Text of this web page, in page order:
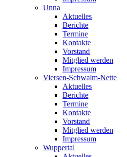
Unna
Aktuelles
Berichte
Termine
Kontakte
Vorstand
Mitglied werden
Impressum
Viersen-Schwalm-Nette
Aktuelles
Berichte
Termine
Kontakte
Vorstand
Mitglied werden
Impressum
Wuppertal